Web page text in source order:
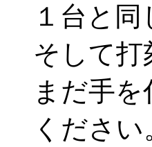
１台と同
そして打
まだ手
ください